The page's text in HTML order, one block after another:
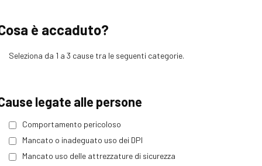
è accaduto?
Seleziona da 1 a 3 cause tra le seguenti categorie.
legate alle persone
Comportamento pericoloso
Mancato o inadeguato uso dei DPI
Mancato uso delle attrezzature di sicurezza